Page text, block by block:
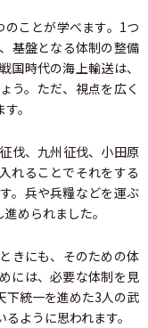
ことが学べます。1つ
基盤となる体制の整備
国時代の海上輸送は、
う。ただ、視点を広く
。
伐、九州征伐、小田原
れることでそれをする
。兵や兵糧などを運ぶ
められました。
きにも、そのための体
には、必要な体制を見
下統一を進めた3人の武
ように思われます。